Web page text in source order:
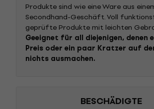
Produkte sind wie eine Ware aus
Secondhand-Geschäft. Voll
geprüfte Produkte mit leichten
Geeignet für all diejenigen, denen
Preis oder ein paar Kratzer auf
nichts ausmachen.
BESCHÄDIGTE